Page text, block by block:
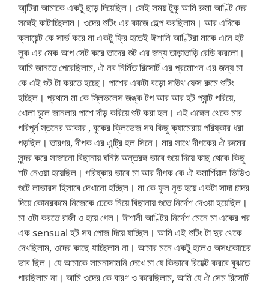
আন্টিরা আমাকে একটু ছাড় দিয়েছিল। সেই সময় টুকু আমি রুমা আণ্টি দের
সঙ্গেই কাটাচ্ছিলাম। ওদের শুটিং এর কাজে হেল্প করছিলাম। আর এদিকে
ক্লায়েন্ট কে সার্ভ করে মা একটু ফ্রি হতেই ঈশানি আণ্টিরা মাকে এনে হট
লুক এর মেক আপ সেট করে তাদের শুট এর জন্য তাড়াতাড়ি রেডি করলো।
আমি জানতে পেরেছিলাম, ঐ নব নির্মিত রিসোর্ট এর প্রমোশন এর জন্য মা
কে এই শুট টা করতে হচ্ছে। পাশের একটা বড়ো সাউথ ফেস রুমে শুটিং
হচ্ছিল। প্রথমে মা কে স্লিভলেস জঙ্ক টপ আর আর হট প্যান্ট পরিয়ে,
খোলা চুলে জানলার পাশে দাঁড় করিয়ে শুট করা হল। এই এঙ্গেল থেকে মার
পরিপূর্ন স্তনের আকার , বুকের ক্লিভেজ সব কিছু ক্যামেরায় পরিষ্কার ধরা
পড়ছিল। তারপর, দীপক এর এন্ট্রি হল সিনে। মার সাথে দীপকের ঐ রুমের
সুন্দর করে সাজানো বিছানায় ঘনিষ্ঠ অন্তরঙ্গ ভাবে শুয়ে দিয়ে কাছ থেকে কিছু
শট নেওয়া হয়েছিল। পরিষ্কার ভাবে মা আর দীপক কে ঐ কমার্শিয়াল ভিডিও
শুটে লাভারস হিসাবে দেখানো হচ্ছিল। মা কে ফুল নুড হয়ে একটা সাদা চাদর
দিয়ে কোনরকমে নিজেকে ঢেকে নিয়ে বিছানায় শুতে নির্দেশ দেওয়া হয়েছিল।
মা ওটা করতে রাজী ও হয়ে গেল। ঈশানী আণ্টির নির্দেশ মেনে মা একের পর
এক sensual হট সব পোজ দিয়ে যাচ্ছিল। আমি এই শুটিং টা দুর থেকে
দেখছিলাম, ওদের কাছে যাচ্ছিলাম না। আমার মনে একটু হলেও অসংকোচের
ভাব ছিল। যে আমাকে সামনাসামনি দেখে মা যে কিভাবে রিয়েক্ট করবে বুঝতে
পারছিলাম না। আমি ওদের কে বারণ ও করেছিলাম, আমি যে ঐ সেম রিসোর্ট